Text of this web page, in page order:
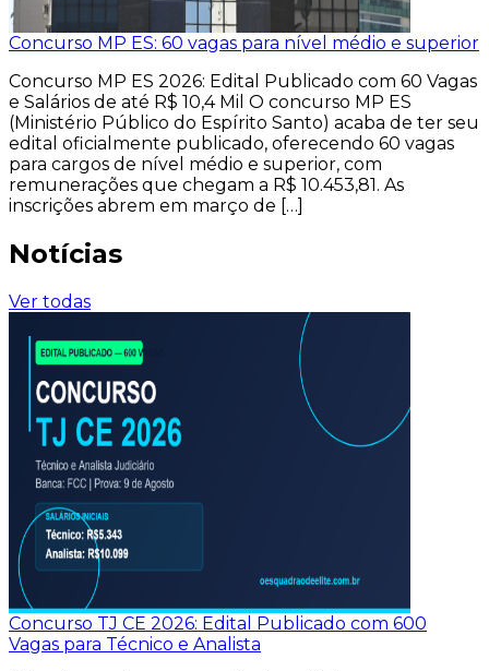
Concurso MP ES: 60 vagas para nível médio e superior
Concurso MP ES 2026: Edital Publicado com 60 Vagas
e Salários de até R$ 10,4 Mil O concurso MP ES
(Ministério Público do Espírito Santo) acaba de ter seu
edital oficialmente publicado, oferecendo 60 vagas
para cargos de nível médio e superior, com
remunerações que chegam a R$ 10.453,81. As
inscrições abrem em março de […]
Notícias
Ver todas
Concurso TJ CE 2026: Edital Publicado com 600
Vagas para Técnico e Analista